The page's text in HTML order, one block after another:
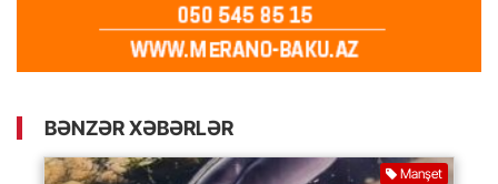
BƏNZƏR XƏBƏRLƏR
Manşet